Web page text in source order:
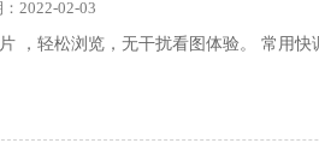
2022-02-03
，轻松浏览，无干扰看图体验。 常用